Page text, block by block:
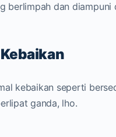
berlimpah dan diampuni
kebaikan seperti
ganda, lho.